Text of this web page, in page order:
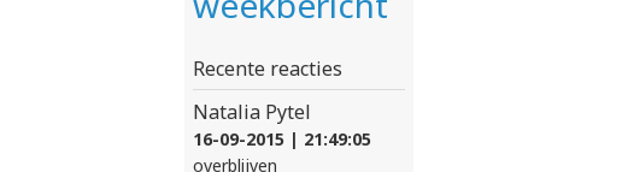
Recente reacties
Natalia Pytel
16-09-2015 | 21:49:05
overblijven